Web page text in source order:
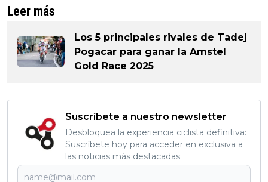
Leer más
Los 5 principales rivales de Tadej
Pogacar para ganar la Amstel
Gold Race 2025
Suscríbete a nuestro newsletter
Desbloquea la experiencia ciclista definitiva:
Suscríbete hoy para acceder en exclusiva a
las noticias más destacadas